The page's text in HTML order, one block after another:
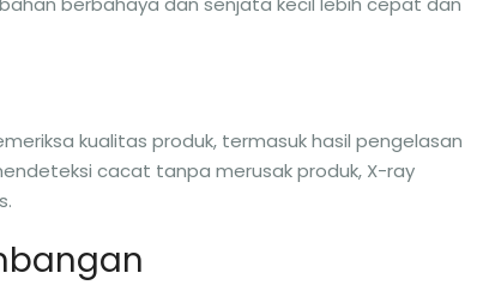
kualitas produk, termasuk hasil pengelasan
cacat tanpa merusak produk, X-ray